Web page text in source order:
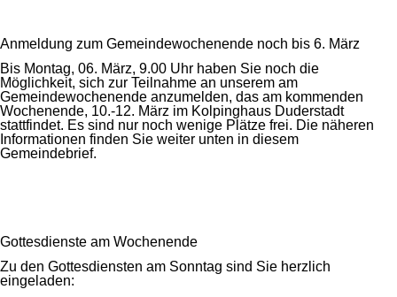
Anmeldung zum Gemeindewochenende noch bis 6. März
Bis Montag, 06. März, 9.00 Uhr haben Sie noch die
Möglichkeit, sich zur Teilnahme an unserem am
Gemeindewochenende anzumelden, das am kommenden
Wochenende, 10.-12. März im Kolpinghaus Duderstadt
stattfindet. Es sind nur noch wenige Plätze frei. Die näheren
Informationen finden Sie weiter unten in diesem
Gemeindebrief.
Gottesdienste am Wochenende
Zu den Gottesdiensten am Sonntag sind Sie herzlich
eingeladen: